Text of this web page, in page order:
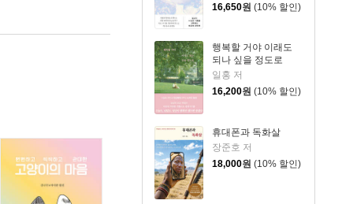
16,650원 (10% 할인)
행복할 거야 이래도
되나 싶을 정도로
일홍 저
16,200원 (10% 할인)
휴대폰과 독화살
장준호 저
18,000원 (10% 할인)